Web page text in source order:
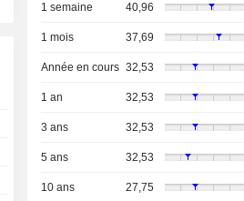
1 semaine 40,96
1 mois 37,69
Année en cours 32,53
1 an 32,53
3 ans 32,53
5 ans 32,53
10 ans 27,75